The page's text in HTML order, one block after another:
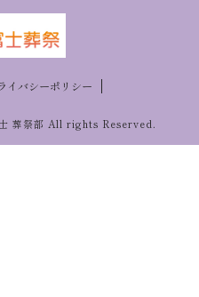
イバシーポリシー
葬祭部 All rights Reserved.